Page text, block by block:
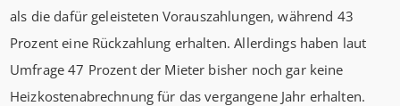
als die dafür geleisteten Vorauszahlungen, während 43
Prozent eine Rückzahlung erhalten. Allerdings haben laut
Umfrage 47 Prozent der Mieter bisher noch gar keine
Heizkostenabrechnung für das vergangene Jahr erhalten.